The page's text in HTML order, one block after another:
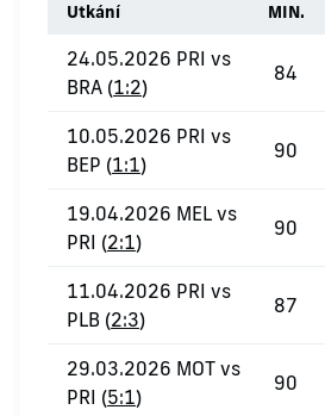
Utkání MIN.
24.05.2026 PRI vs
BRA (1:2)
84
10.05.2026 PRI vs
BEP (1:1)
90
19.04.2026 MEL vs
PRI (2:1)
90
11.04.2026 PRI vs
PLB (2:3)
87
29.03.2026 MOT vs
PRI (5:1)
90